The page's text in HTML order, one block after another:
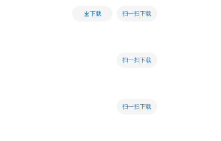
下载 扫一扫下载
扫一扫下载
扫一扫下载